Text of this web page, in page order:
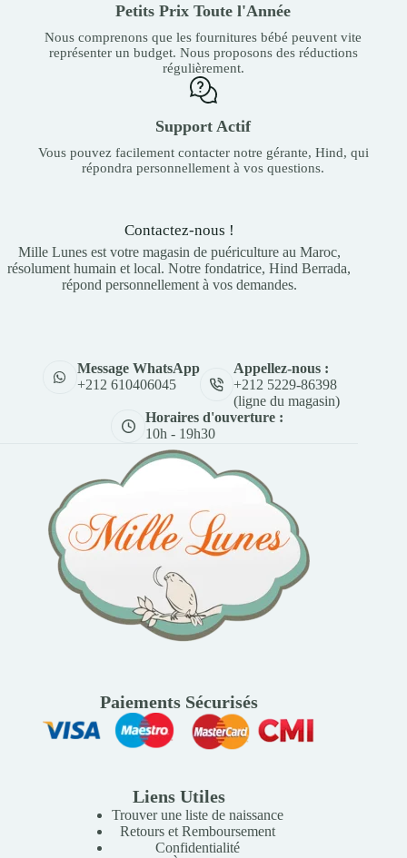
Petits Prix Toute l'Année
Nous comprenons que les fournitures bébé peuvent vite
représenter un budget. Nous proposons des réductions
régulièrement.
Support Actif
Vous pouvez facilement contacter notre gérante, Hind, qui
répondra personnellement à vos questions.
Contactez-nous !
Mille Lunes est votre magasin de puériculture au Maroc,
résolument humain et local. Notre fondatrice, Hind Berrada,
répond personnellement à vos demandes.
Message WhatsApp
+212 610406045
Appellez-nous :
+212 5229-86398
(ligne du magasin)
Horaires d'ouverture :
10h - 19h30
Paiements Sécurisés
Liens Utiles
Trouver une liste de naissance
Retours et Remboursement
Confidentialité